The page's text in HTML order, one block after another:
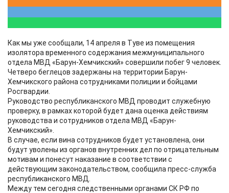
Как мы уже сообщали, 14 апреля в Туве из помещения
изолятора временного содержания межмуниципального
отдела МВД «Барун-Хемчикский» совершили побег 9 человек.
Четверо беглецов задержаны на территории Барун-
Хемчикского района сотрудниками полиции и бойцами
Росгвардии.
Руководство республиканского МВД проводит служебную
проверку, в рамках которой будет дана оценка действиям
руководства и сотрудников отдела МВД «Барун-
Хемчикский».
В случае, если вина сотрудников будет установлена, они
будут уволены из органов внутренних дел по отрицательным
мотивам и понесут наказание в соответствии с
действующим законодательством, сообщила пресс-служба
республиканского МВД.
Между тем сегодня следственными органами СК РФ по